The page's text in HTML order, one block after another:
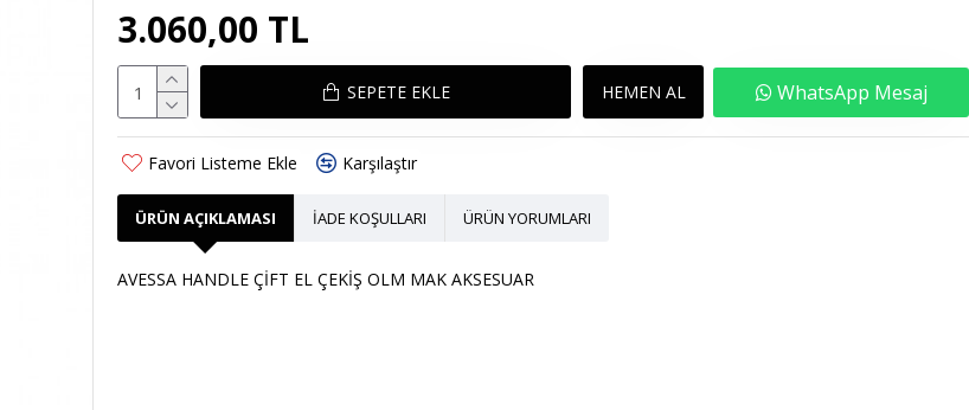
3.060,00 TL
SEPETE EKLE HEMEN AL WhatsApp Mesaj
Favori Listeme Ekle Karşılaştır
ÜRÜN AÇIKLAMASI İADE KOŞULLARI ÜRÜN YORUMLARI
AVESSA HANDLE ÇİFT EL ÇEKİŞ OLM MAK AKSESUAR